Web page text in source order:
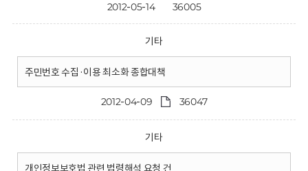
2012-05-14 36005
기타
주민번호 수집·이용 최소화 종합대책
2012-04-09 36047
기타
개인정보보호법 관련 법령해석 요청 건